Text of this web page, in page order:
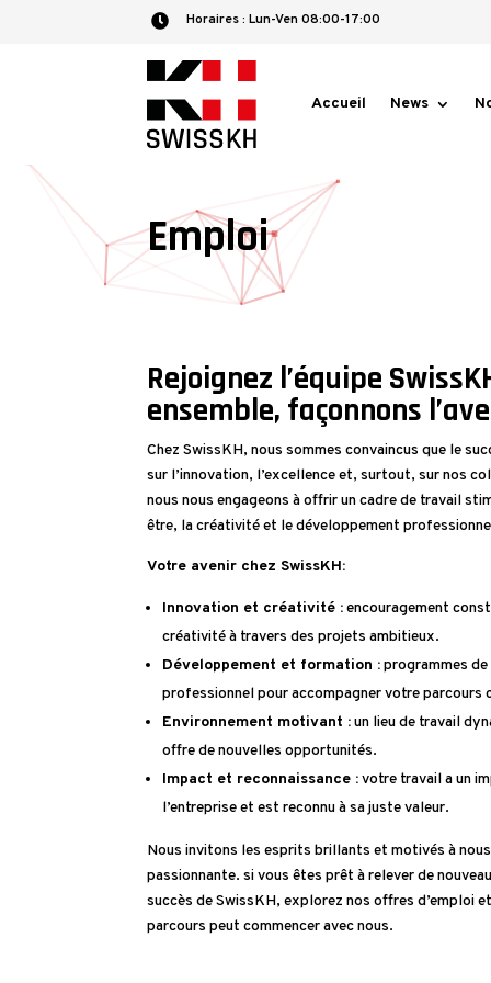
 Horaires :​ Lun-Ven 08:00-17:00
Accueil News
Emploi
Rejoignez l’équipe
ensemble, façonnons
Chez SwissKH, nous sommes convaincus que le
sur l’innovation, l’excellence et, surtout, sur nos
nous nous engageons à offrir un cadre de travail
être, la créativité et le développement
Votre avenir chez SwissKH:
Innovation et créativité :encouragement
créativité à travers des projets ambitieux.
Développement et formation :programmes
professionnel pour accompagner votre parcours
Environnement motivant :un lieu de travail
offre de nouvelles opportunités.
Impact et reconnaissance :votre travail a un
l’entreprise et est reconnu à sa juste valeur.
Nous invitons les esprits brillants et motivés à
passionnante. si vous êtes prêt à relever de
succès de SwissKH, explorez nos offres d’emploi
parcours peut commencer avec nous.